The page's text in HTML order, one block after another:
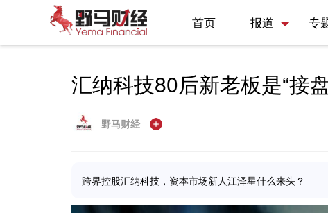
首页 报道 专
汇纳科技80后新老板是“接
野马财经
跨界控股汇纳科技，资本市场新人江泽星什么来头？